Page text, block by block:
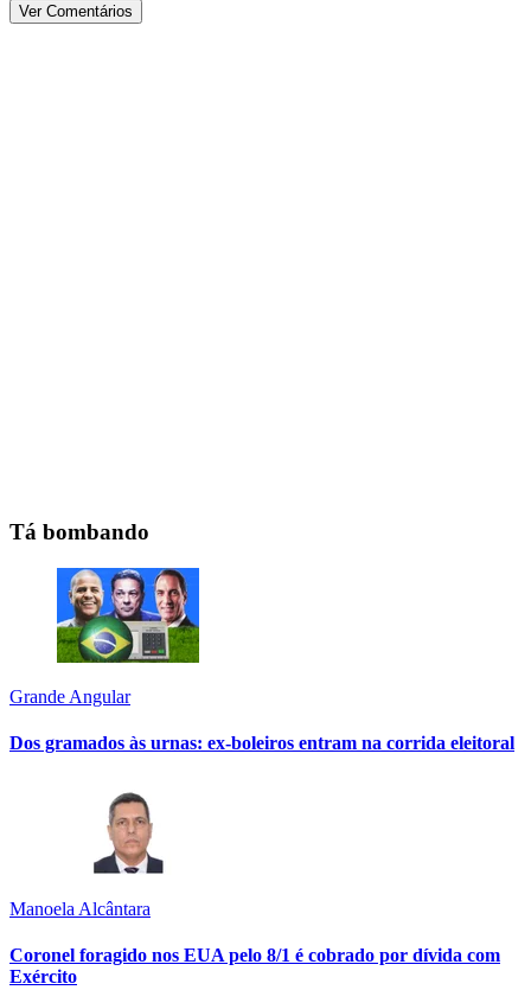
Ver Comentários
Tá bombando
Grande Angular
Dos gramados às urnas: ex-boleiros entram na corrida eleitoral
Manoela Alcântara
Coronel foragido nos EUA pelo 8/1 é cobrado por dívida com
Exército